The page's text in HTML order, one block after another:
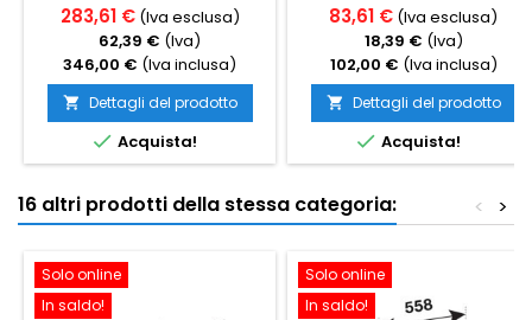
283,61 € (Iva esclusa)
62,39 € (Iva)
346,00 € (Iva inclusa)
 Dettagli del prodotto
 Acquista!
83,61 € (Iva esclusa)
18,39 € (Iva)
102,00 € (Iva inclusa)
 Dettagli del prodotto
 Acquista!
16 altri prodotti della stessa categoria: >
<
Solo online
In saldo!
Solo online
In saldo!